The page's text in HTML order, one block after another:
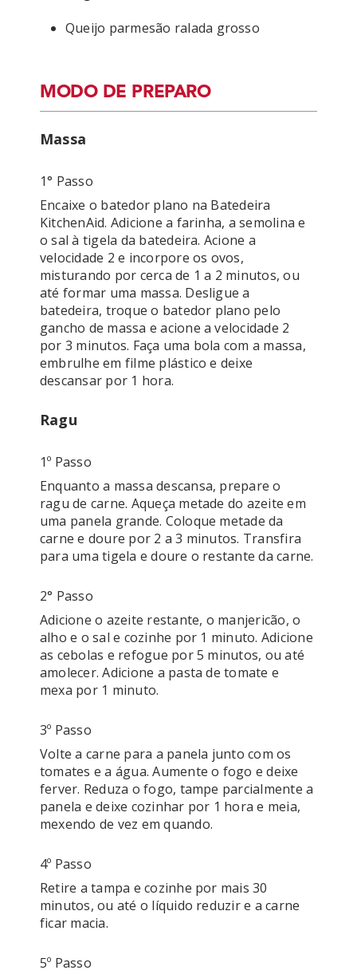
Queijo parmesão ralada grosso
MODO DE PREPARO
Massa
1° Passo
Encaixe o batedor plano na Batedeira
KitchenAid. Adicione a farinha, a semolina e
o sal à tigela da batedeira. Acione a
velocidade 2 e incorpore os ovos,
misturando por cerca de 1 a 2 minutos, ou
até formar uma massa. Desligue a
batedeira, troque o batedor plano pelo
gancho de massa e acione a velocidade 2
por 3 minutos. Faça uma bola com a massa,
embrulhe em filme plástico e deixe
descansar por 1 hora.
Ragu
1º Passo
Enquanto a massa descansa, prepare o
ragu de carne. Aqueça metade do azeite em
uma panela grande. Coloque metade da
carne e doure por 2 a 3 minutos. Transfira
2° Passo
Adicione o azeite restante, o manjericão, o
alho e o sal e cozinhe por 1 minuto. Adicione
as cebolas e refogue por 5 minutos, ou até
amolecer. Adicione a pasta de tomate e
mexa por 1 minuto.
3º Passo
Volte a carne para a panela junto com os
tomates e a água. Aumente o fogo e deixe
ferver. Reduza o fogo, tampe parcialmente a
panela e deixe cozinhar por 1 hora e meia,
mexendo de vez em quando.
4º Passo
Retire a tampa e cozinhe por mais 30
minutos, ou até o líquido reduzir e a carne
ficar macia.
5º Passo